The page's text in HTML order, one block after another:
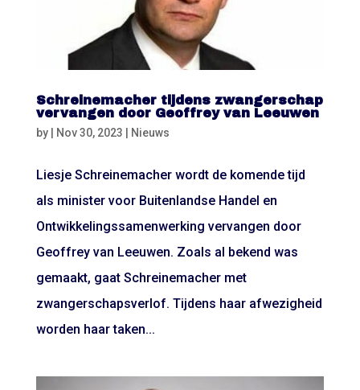
Schreinemacher tijdens zwangerschap
vervangen door Geoffrey van Leeuwen
by Nov 30, 2023 Nieuws
Liesje Schreinemacher wordt de komende tijd
als minister voor Buitenlandse Handel en
Ontwikkelingssamenwerking vervangen door
Geoffrey van Leeuwen. Zoals al bekend was
gemaakt, gaat Schreinemacher met
zwangerschapsverlof. Tijdens haar afwezigheid
worden haar taken...